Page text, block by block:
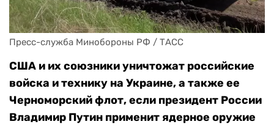
Пресс-служба Минобороны РФ / ТАСС
США и их союзники уничтожат российские
войска и технику на Украине, а также ее
Черноморский флот, если президент России
Владимир Путин применит ядерное оружие